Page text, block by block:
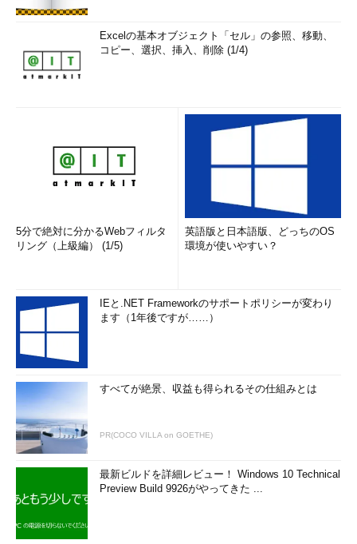
Excelの基本オブジェクト「セル」の参照、移動、
コピー、選択、挿入、削除 (1/4)
5分で絶対に分かるWebフィルタ
リング（上級編） (1/5)
英語版と日本語版、どっちのOS
環境が使いやすい？
IEと.NET Frameworkのサポートポリシーが変わり
ます（1年後ですが……）
すべてが絶景、収益も得られるその仕組みとは
PR(COCO VILLA on GOETHE)
最新ビルドを詳細レビュー！ Windows 10 Technical
Preview Build 9926がやってきた ...